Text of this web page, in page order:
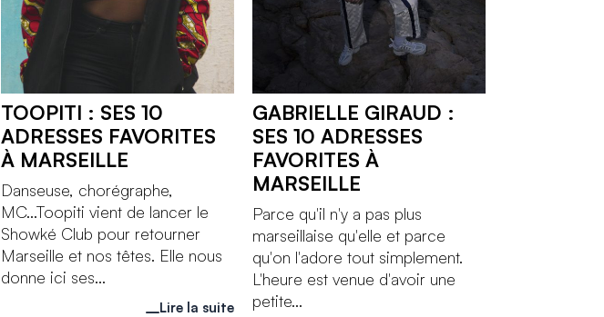
TOOPITI : SES 10
ADRESSES FAVORITES
À MARSEILLE
Danseuse, chorégraphe,
MC...Toopiti vient de lancer le
Showké Club pour retourner
Marseille et nos têtes. Elle nous
donne ici ses...
Lire la suite
GABRIELLE GIRAUD :
SES 10 ADRESSES
FAVORITES À
MARSEILLE
Parce qu'il n'y a pas plus
marseillaise qu'elle et parce
qu'on l'adore tout simplement.
L'heure est venue d'avoir une
petite...